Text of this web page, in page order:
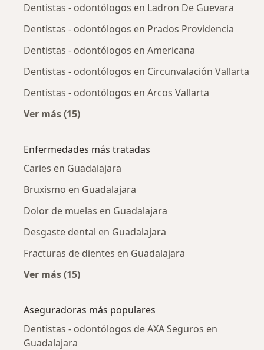
Dentistas - odontólogos en Ladron De Guevara
Dentistas - odontólogos en Prados Providencia
Dentistas - odontólogos en Americana
Dentistas - odontólogos en Circunvalación Vallarta
Dentistas - odontólogos en Arcos Vallarta
Ver más (15)
Enfermedades más tratadas
Caries en Guadalajara
Bruxismo en Guadalajara
Dolor de muelas en Guadalajara
Desgaste dental en Guadalajara
Fracturas de dientes en Guadalajara
Ver más (15)
Aseguradoras más populares
Dentistas - odontólogos de AXA Seguros en
Guadalajara